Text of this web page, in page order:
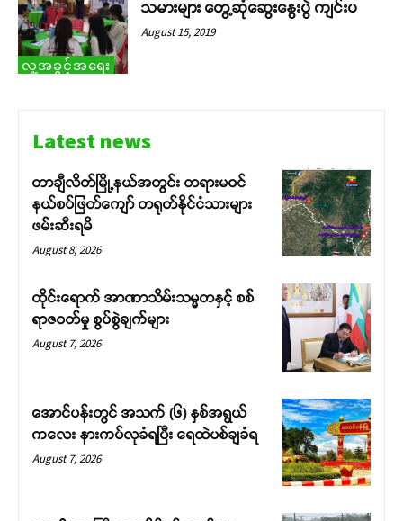
လူ့အခွင့်အရေး
သမားများ တွေ့ဆုံဆွေးနွေးပွဲ ကျင်းပ
August 15, 2019
Latest news
တာချီလိတ်မြို့နယ်အတွင်း တရားမဝင်
နယ်စပ်ဖြတ်ကျော် တရုတ်နိုင်ငံသားများ
ဖမ်းဆီးရမိ
August 8, 2026
ထိုင်းရောက် အာဏာသိမ်းသမ္မတနှင့် စစ်
ရာဇဝတ်မှု စွပ်စွဲချက်များ
August 7, 2026
အောင်ပန်းတွင် အသက် (၆) နှစ်အရွယ်
ကလေး နားကပ်လုခံရပြီး ရေထဲပစ်ချခံရ
August 7, 2026